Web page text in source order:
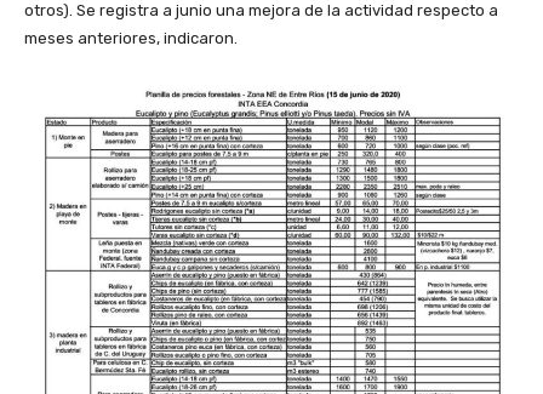
otros). Se registra a junio una mejora de la actividad respecto a
meses anteriores, indicaron.